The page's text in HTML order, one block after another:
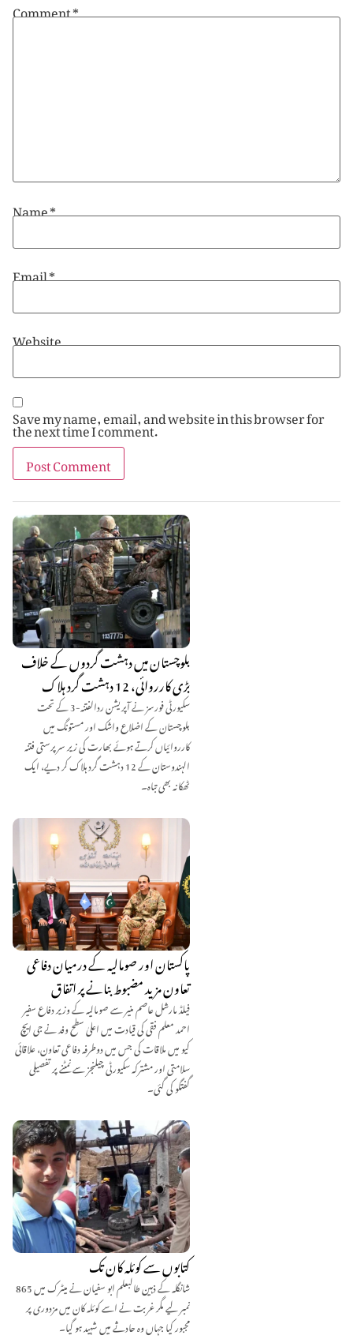
بلوچستان میں دہشت گردوں کے خلاف
بڑی کارروائی، 12 دہشت گرد ہلاک
سکیورٹی فورسز نے آپریشن ردالفتنہ-3 کے تحت
بلوچستان کے اضلاع واشک اور مستونگ میں
کارروائیاں کرتے ہوئے بھارت کی زیر سرپرستی فتنہ
الہندوستان کے 12 دہشت گرد ہلاک کر دیے، ایک
ٹھکانہ بھی تباہ۔
پاکستان اور صومالیہ کے درمیان دفاعی
تعاون مزید مضبوط بنانے پر اتفاق
فیلڈ مارشل عاصم منیر سے صومالیہ کے وزیر دفاع سفیر
احمد معلم فقی کی قیادت میں اعلیٰ سطح وفد نے جی ایچ
کیو میں ملاقات کی جس میں دوطرفہ دفاعی تعاون، علاقائی
سلامتی اور مشترکہ سکیورٹی چیلنجز سے نمٹنے پر تفصیلی
گفتگو کی گئی۔
کتابوں سے کوئلہ کان تک
شانگلہ کے ذہین طالبعلم ابو سفیان نے میٹرک میں 865
نمبر لیے مگر غربت نے اسے کوئلہ کان میں مزدوری پر
مجبور کیا جہاں وہ حادثے میں شہید ہو گیا۔
Comment*
Name*
Email*
Website
Save my name, email, and website in this browser for
the next time I comment.